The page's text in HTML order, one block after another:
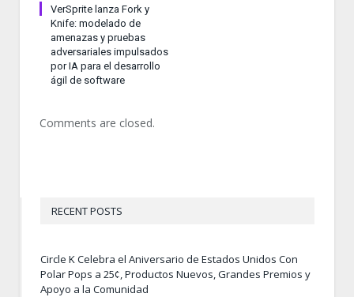
VerSprite lanza Fork y
Knife: modelado de
amenazas y pruebas
adversariales impulsados
por IA para el desarrollo
ágil de software
Comments are closed.
RECENT POSTS
Circle K Celebra el Aniversario de Estados Unidos Con
Polar Pops a 25¢, Productos Nuevos, Grandes Premios y
Apoyo a la Comunidad